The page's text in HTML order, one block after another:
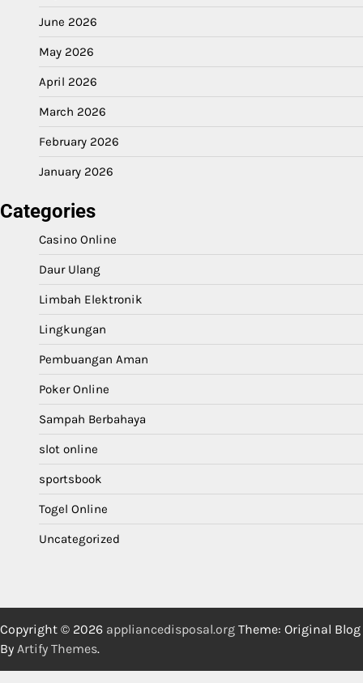
June 2026
May 2026
April 2026
March 2026
February 2026
January 2026
Categories
Casino Online
Daur Ulang
Limbah Elektronik
Lingkungan
Pembuangan Aman
Poker Online
Sampah Berbahaya
slot online
sportsbook
Togel Online
Uncategorized
Copyright © 2026 appliancedisposal.org Theme: Original Blog
By Artify Themes.